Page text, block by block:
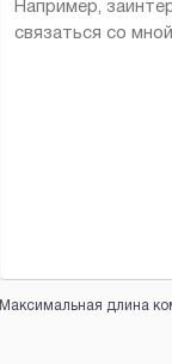
Максимальная длина